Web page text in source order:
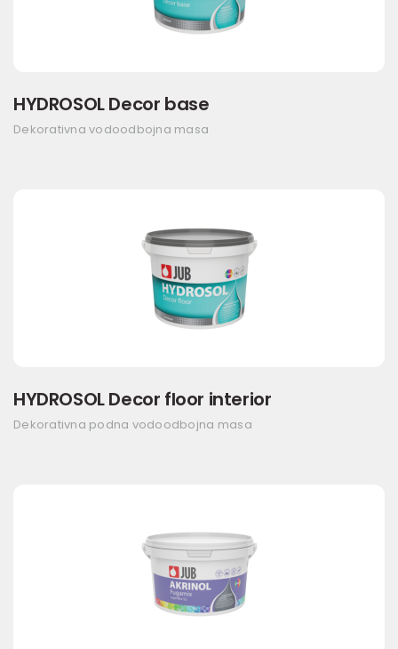
HYDROSOL Decor base
Dekorativna vodoodbojna masa
HYDROSOL Decor floor interior
Dekorativna podna vodoodbojna masa